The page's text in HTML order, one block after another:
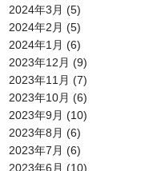
2024年3月 (5)
2024年2月 (5)
2024年1月 (6)
2023年12月 (9)
2023年11月 (7)
2023年10月 (6)
2023年9月 (10)
2023年8月 (6)
2023年7月 (6)
2023年6月 (10)